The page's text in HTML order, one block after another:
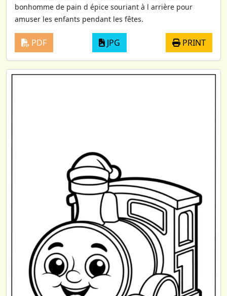
bonhomme de pain d épice souriant à l arrière pour
amuser les enfants pendant les fêtes.
PDF JPG PRINT